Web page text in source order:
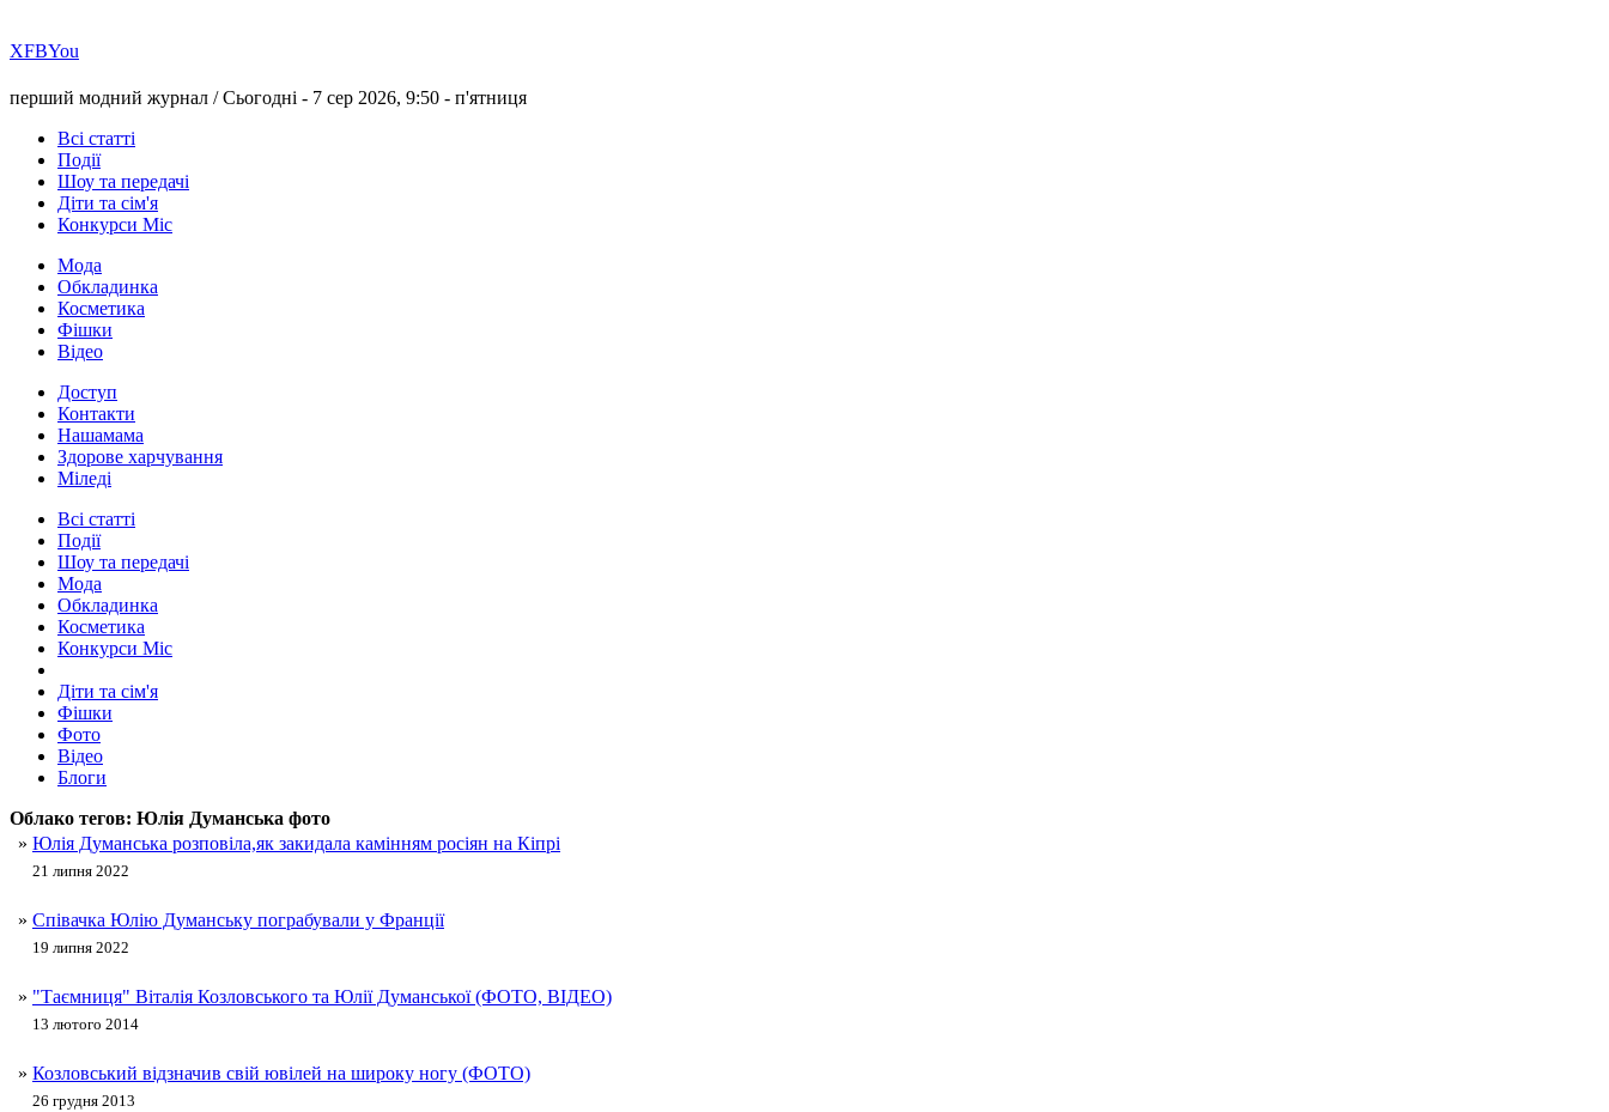
ХFBYou
перший модний журнал /Сьогодні - 7 сер 2026, 9:50 - п'ятниця
Всі статті
Події
Шоу та передачі
Діти та сім'я
Конкурси Міс
Мода
Обкладинка
Косметика
Фішки
Відео
Доступ
Контакти
Нашамама
Здорове харчування
Міледі
Всі статті
Події
Шоу та передачі
Мода
Обкладинка
Косметика
Конкурси Міс
Діти та сім'я
Фішки
Фото
Відео
Блоги
Облако тегов: Юлія Думанська фото
» Юлія Думанська розповіла,як закидала камінням росіян на Кіпрі
21 липня 2022
» Співачка Юлію Думанську пограбували у Франції
19 липня 2022
» "Таємниця" Віталія Козловського та Юлії Думанської (ФОТО, ВІДЕО)
13 лютого 2014
» Козловський відзначив свій ювілей на широку ногу (ФОТО)
26 грудня 2013